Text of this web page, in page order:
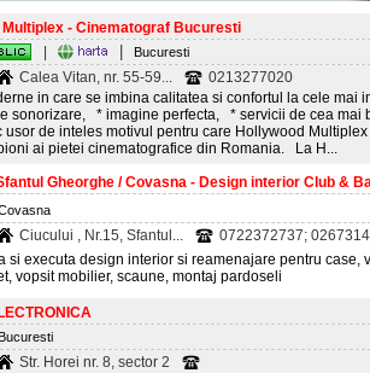
Multiplex - Cinematograf Bucuresti
Bucuresti
Calea Vitan, nr. 55-59...
0213277020
in care se imbina calitatea si confortul la cele mai
sonorizare, * imagine perfecta, * servicii de cea mai
usor de inteles motivul pentru care Hollywood
ai pietei cinematografice din Romania. La H...
Gheorghe / Covasna - Design interior Club &
Ciucului , Nr.15, Sfantul...
0722372737;
si executa design interior si reamenajare pentru case,
vopsit mobilier, scaune, montaj pardoseli
Bucuresti
Str. Horei nr. 8, sector 2